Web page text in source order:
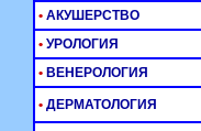
• АКУШЕРСТВО
• УРОЛОГИЯ
• ВЕНЕРОЛОГИЯ
• ДЕРМАТОЛОГИЯ